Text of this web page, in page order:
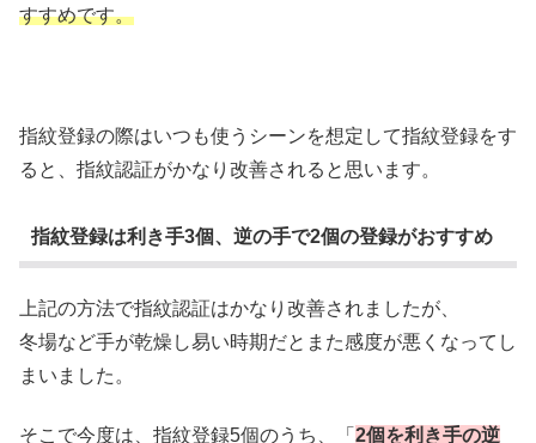
すすめです。
指紋登録の際はいつも使うシーンを想定して指紋登録をす
ると、指紋認証がかなり改善されると思います。
指紋登録は利き手3個、逆の手で2個の登録がおすすめ
上記の方法で指紋認証はかなり改善されましたが、
冬場など手が乾燥し易い時期だとまた感度が悪くなってし
まいました。
そこで今度は、指紋登録5個のうち、「 2個を利き手の逆